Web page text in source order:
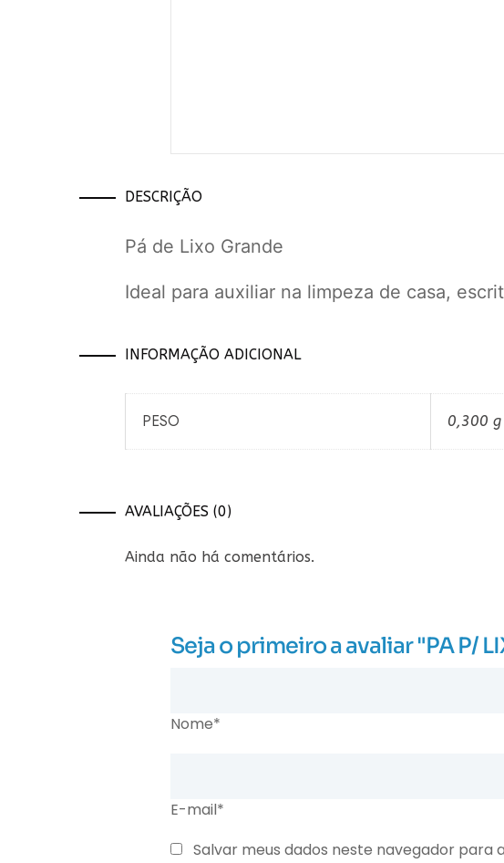
DESCRIÇÃO
Pá de Lixo Grande
Ideal para auxiliar na limpeza de casa,
INFORMAÇÃO ADICIONAL
PESO 0,300 g
AVALIAÇÕES (0)
Ainda não há comentários.
Seja o primeiro a avaliar "PA P/
Nome*
E-mail*
Salvar meus dados neste navegador para